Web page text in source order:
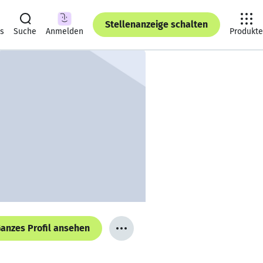
Suche Anmelden
Stellenanzeige schalten
Produkte
Profil ansehen